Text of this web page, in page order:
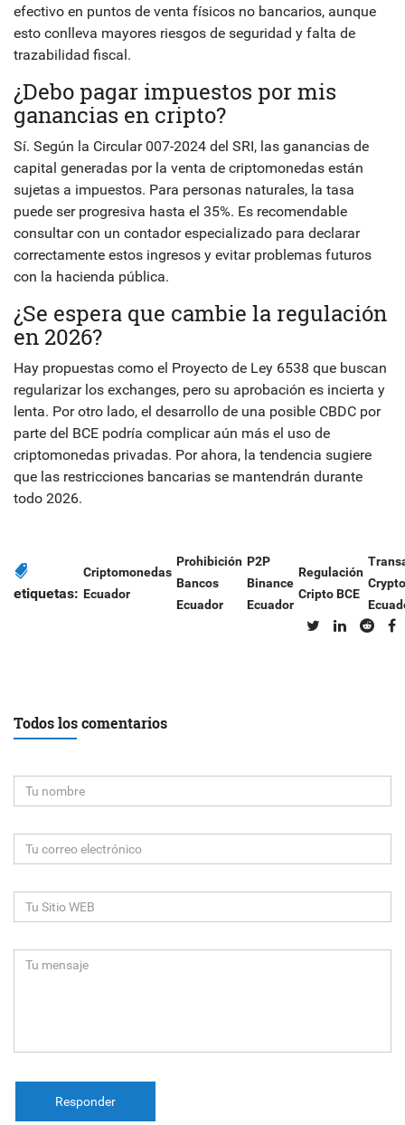
efectivo en puntos de venta físicos no bancarios, aunque
esto conlleva mayores riesgos de seguridad y falta de
trazabilidad fiscal.
¿Debo pagar impuestos por mis
ganancias en cripto?
Sí. Según la Circular 007-2024 del SRI, las ganancias de
capital generadas por la venta de criptomonedas están
sujetas a impuestos. Para personas naturales, la tasa
puede ser progresiva hasta el 35%. Es recomendable
consultar con un contador especializado para declarar
correctamente estos ingresos y evitar problemas futuros
con la hacienda pública.
¿Se espera que cambie la regulación
en 2026?
Hay propuestas como el Proyecto de Ley 6538 que buscan
regularizar los exchanges, pero su aprobación es incierta y
lenta. Por otro lado, el desarrollo de una posible CBDC por
parte del BCE podría complicar aún más el uso de
criptomonedas privadas. Por ahora, la tendencia sugiere
que las restricciones bancarias se mantendrán durante
todo 2026.
etiquetas:
Criptomonedas
Ecuador
Prohibición
Bancos
Ecuador
P2P
Binance
Ecuador
Regulación
Cripto BCE
Crypto
Todos los comentarios
Responder